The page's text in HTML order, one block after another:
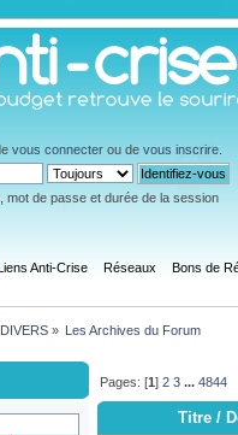
vous connecter ou de vous inscrire
mot de passe et durée de la session
Anti-Crise Réseaux Bons de
DIVERS» Les Archives du Forum
Pages: [1]2 3 ...4844
Titre /